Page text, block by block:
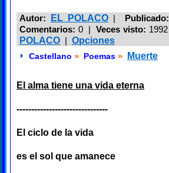
Autor: EL POLACO | Publicado:
Comentarios: 0 |Veces visto: 1992
POLACO | Opciones
Castellano » Poemas » Muerte
El alma tiene una vida eterna
-------------------------------
El ciclo de la vida
es el sol que amanece